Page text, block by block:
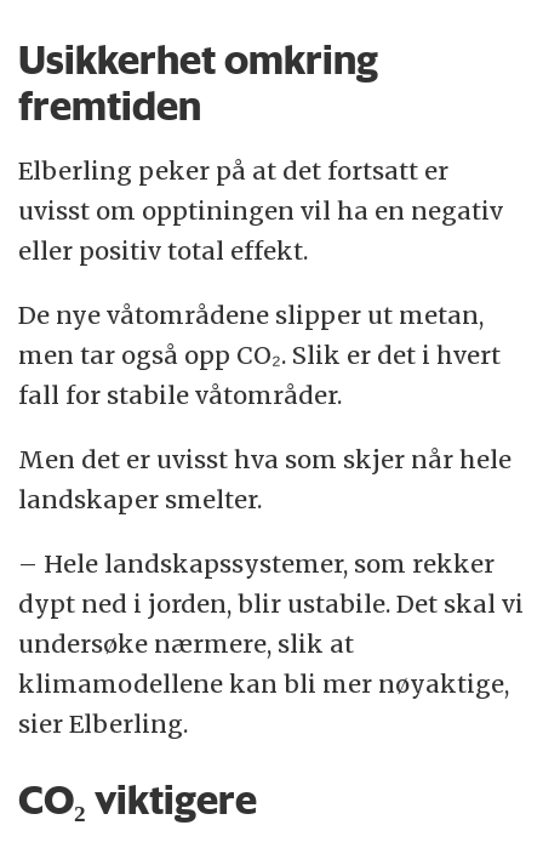
Usikkerhet omkring
fremtiden
Elberling peker på at det fortsatt er
uvisst om opptiningen vil ha en negativ
eller positiv total effekt.
De nye våtområdene slipper ut metan,
men tar også opp CO₂. Slik er det i hvert
fall for stabile våtområder.
Men det er uvisst hva som skjer når hele
landskaper smelter.
– Hele landskapssystemer, som rekker
dypt ned i jorden, blir ustabile. Det skal vi
undersøke nærmere, slik at
klimamodellene kan bli mer nøyaktige,
sier Elberling.
CO₂ viktigere